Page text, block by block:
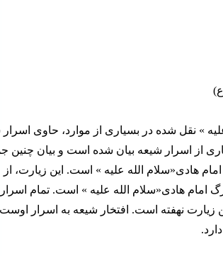
» نقل شده در بسیاری از موارد، حاوی
از اسرار شیعه بیان شده است و بیان چنین
هادی«سلام الله علیه » است. این زیارت، از
امام هادی«سلام الله علیه » است. تمام
زیارت نهفته است. افتخار شیعه به اسرار